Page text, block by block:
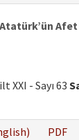
Afet
XXI - Sayı 63
PDF